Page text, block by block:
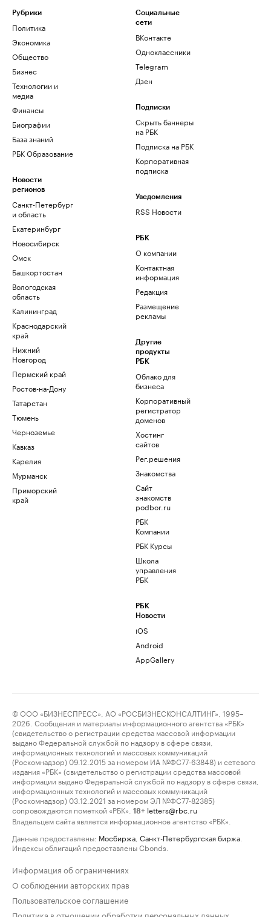
Рубрики
Политика
Экономика
Общество
Бизнес
Технологии и
медиа
Финансы
Биографии
База знаний
РБК Образование
Новости
регионов
Санкт-Петербург
и область
Екатеринбург
Новосибирск
Омск
Башкортостан
Вологодская
область
Калининград
Краснодарский
край
Нижний
Новгород
Пермский край
Ростов-на-Дону
Татарстан
Тюмень
Черноземье
Кавказ
Карелия
Мурманск
Приморский
край
Социальные
сети
ВКонтакте
Одноклассники
Telegram
Дзен
Подписки
Скрыть баннеры
на РБК
Подписка на РБК
Корпоративная
подписка
Уведомления
RSS Новости
РБК
О компании
Контактная
информация
Редакция
Размещение
рекламы
Другие
продукты
РБК
Облако для
бизнеса
Корпоративный
регистратор
доменов
Хостинг
сайтов
Рег.решения
Знакомства
Сайт
знакомств
podbor.ru
РБК
Компании
РБК Курсы
Школа
управления
РБК
РБК
Новости
iOS
Android
AppGallery
© ООО «БИЗНЕСПРЕСС», АО «РОСБИЗНЕСКОНСАЛТИНГ», 1995–
2026. Сообщения и материалы информационного агентства «РБК»
(свидетельство о регистрации средства массовой информации
выдано Федеральной службой по надзору в сфере связи,
информационных технологий и массовых коммуникаций
(Роскомнадзор) 09.12.2015 за номером ИА №ФС77-63848) и сетевого
издания «РБК» (свидетельство о регистрации средства массовой
информации выдано Федеральной службой по надзору в сфере связи,
информационных технологий и массовых коммуникаций
(Роскомнадзор) 03.12.2021 за номером ЭЛ №ФС77-82385)
сопровождаются пометкой «РБК».
18+ letters@rbc.ru
Владельцем сайта является информационное агентство «РБК».
Данные предоставлены: Мосбиржа Санкт-Петербургская биржа
Индексы облигаций предоставлены Cbonds.
Информация об ограничениях
О соблюдении авторских прав
Пользовательское соглашение